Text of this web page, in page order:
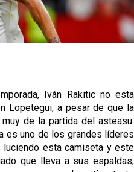
ya tiene horario
entre las cinco
FC por Alberto
Iván Rakitic no esta
Lopetegui, a pesar de que la
de la partida del asteasu.
es uno de los grandes líderes
esta camiseta y este
que lleva a sus espaldas,